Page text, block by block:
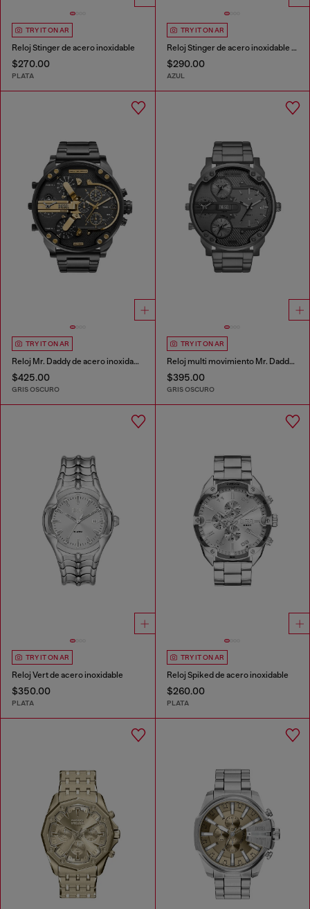
TRY IT ON AR
Reloj Stinger de acero inoxidable
$270.00
PLATA
TRY IT ON AR
Reloj Stinger de acero inoxidable azul
$290.00
AZUL
TRY IT ON AR
Reloj Mr. Daddy de acero inoxidable en dos tonos
$425.00
GRIS OSCURO
TRY IT ON AR
Reloj multi movimiento Mr. Daddy slim
$395.00
GRIS OSCURO
TRY IT ON AR
Reloj Vert de acero inoxidable
$350.00
PLATA
TRY IT ON AR
Reloj Spiked de acero inoxidable
$260.00
PLATA